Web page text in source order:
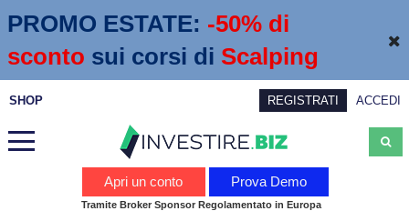
PROMO ESTATE: -50% di
sconto sui corsi di Scalping
SHOP REGISTRATI ACCEDI
Apri un conto Prova Demo
Tramite Broker Sponsor Regolamentato in Europa